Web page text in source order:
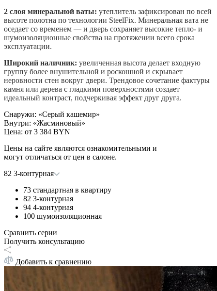
2 слоя минеральной ваты: утеплитель зафиксирован по всей
высоте полотна по технологии SteelFix. Минеральная вата не
оседает со временем — и дверь сохраняет высокие тепло- и
шумоизоляционные свойства на протяжении всего срока
эксплуатации.
Широкий наличник: увеличенная высота делает входную
группу более внушительной и роскошной и скрывает
неровности стен вокруг двери. Трендовое сочетание фактуры
камня или дерева с гладкими поверхностями создает
идеальный контраст, подчеркивая эффект друг друга.
Снаружи: «Серый кашемир»
Внутри: «Жасминовый»
Цена: от 3 384 BYN
Цены на сайте являются ознакомительными и
могут отличаться от цен в салоне.
82 3-контурная
73 стандартная в квартиру
82 3-контурная
94 4-контурная
100 шумоизоляционная
Сравнить серии
Получить консультацию
Добавить к сравнению